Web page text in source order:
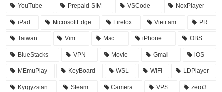
YouTube Prepaid-SIM VSCode NoxPlayer
iPad MicrosoftEdge Firefox Vietnam PR
Taiwan Vim Mac iPhone OBS
BlueStacks VPN Movie Gmail iOS
MEmuPlay KeyBoard WSL WiFi LDPlayer
Kyrgyzstan Steam Camera VPS zero3